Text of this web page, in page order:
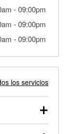
-09:00pm
-09:00pm
-09:00pm
los servicios